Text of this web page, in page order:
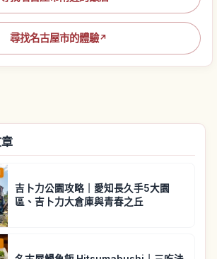
尋找名古屋市的體驗↗
吉卜力公園攻略｜愛知長久手5大園
區、吉卜力大倉庫與青春之丘